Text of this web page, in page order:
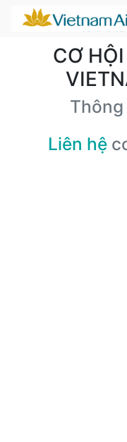
CƠ
Liên hệ